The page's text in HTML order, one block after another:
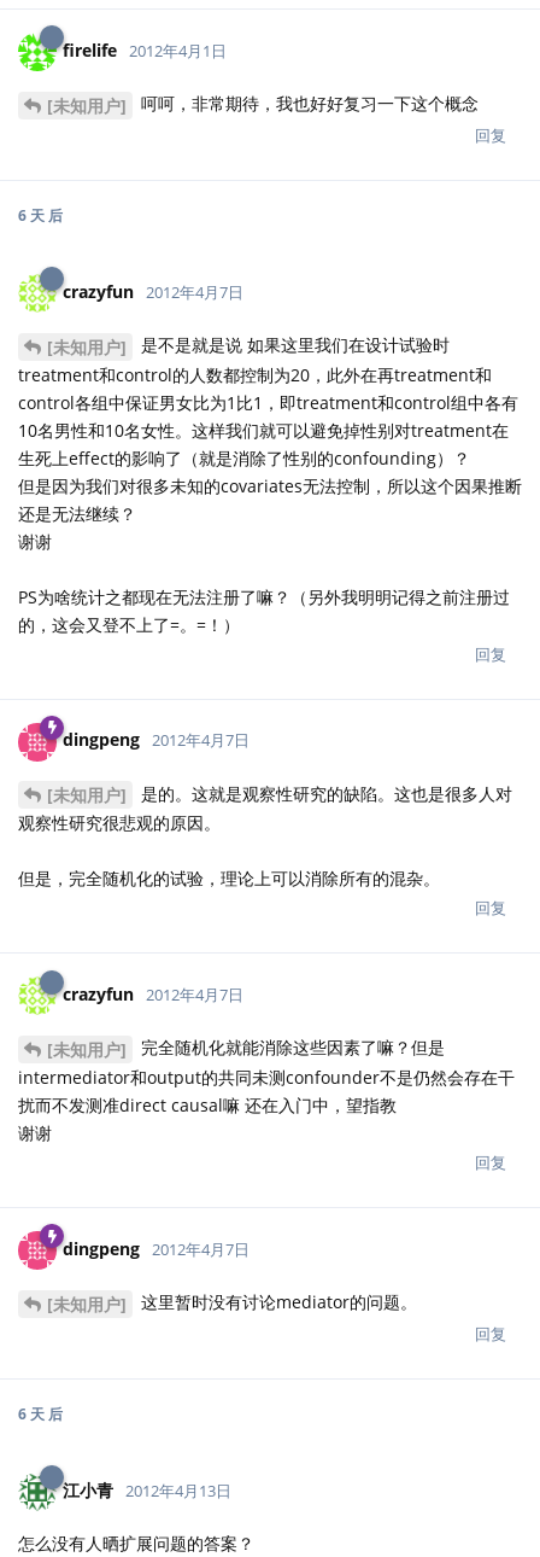
firelife 2012年4月1日
[未知用户] 呵呵，非常期待，我也好好复习一下这个概念
回复
6 天 后
crazyfun 2012年4月7日
[未知用户]
是不是就是说 如果这里我们在设计试验时
treatment和control的人数都控制为20，此外在再treatment和
control各组中保证男女比为1比1，即treatment和control组中各有
10名男性和10名女性。这样我们就可以避免掉性别对treatment在
生死上effect的影响了（就是消除了性别的confounding）？
但是因为我们对很多未知的covariates无法控制，所以这个因果推断
还是无法继续？
谢谢
PS为啥统计之都现在无法注册了嘛？（另外我明明记得之前注册过
的，这会又登不上了=。=！）
回复
dingpeng 2012年4月7日
[未知用户]
是的。这就是观察性研究的缺陷。这也是很多人对
观察性研究很悲观的原因。
但是，完全随机化的试验，理论上可以消除所有的混杂。
回复
crazyfun 2012年4月7日
[未知用户]
完全随机化就能消除这些因素了嘛？但是
intermediator和output的共同未测confounder不是仍然会存在干
扰而不发测准direct causal嘛 还在入门中，望指教
谢谢
回复
dingpeng 2012年4月7日
[未知用户] 这里暂时没有讨论mediator的问题。
回复
6 天 后
江小青 2012年4月13日
怎么没有人晒扩展问题的答案？